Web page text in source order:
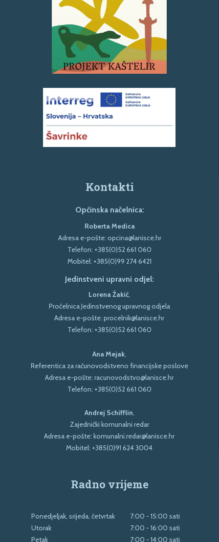
Kontakti
Općinska načelnica:
Roberta Medica
Adresa e-pošte: opcina@lanisce.hr
Telefon: +385(0)52 661 060
Mobitel: +385(0)99 274 6421
Jedinstveni upravni odjel:
Lorena Žakić,
Pročelnica Jedinstvenog upravnog odjela
Adresa e-pošte: procelnik@lanisce.hr
Telefon: +385(0)52 661 060
Ana Mejak,
Referentica za računovodstveno financijske poslove
Adresa e-pošte: racunovodstvo@lanisce.hr
Telefon: +385(0)52 661 060
Andrej Schifflin,
Zajednički komunalni redar
Adresa e-pošte: komunalni.redar@lanisce.hr
Mobitel: +385(0)91 624 3004
Radno vrijeme
Ponedjeljak, srijeda, četvrtak
7:00 - 15:00 sati
Utorak
7:00 - 16:00 sati
Petak
7:00 - 14:00 sati